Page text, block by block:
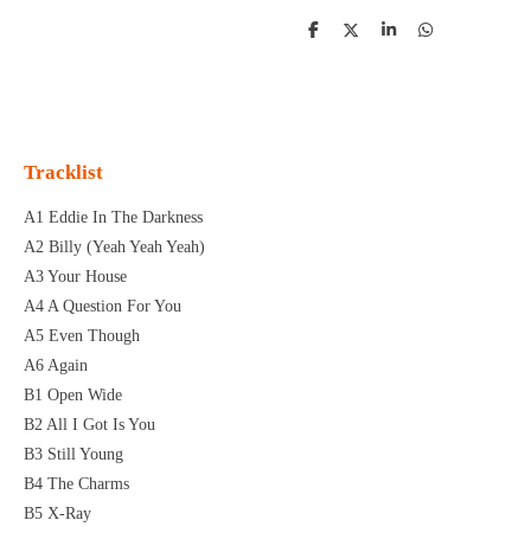
D
D
S
D
Tracklist
A1 Eddie In The Darkness
A2 Billy (Yeah Yeah Yeah)
A3 Your House
A4 A Question For You
A5 Even Though
A6 Again
B1 Open Wide
B2 All I Got Is You
B3 Still Young
B4 The Charms
B5 X-Ray